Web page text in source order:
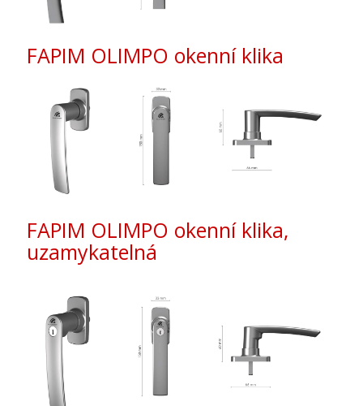
FAPIM OLIMPO okenní klika
FAPIM OLIMPO okenní klika,
uzamykatelná